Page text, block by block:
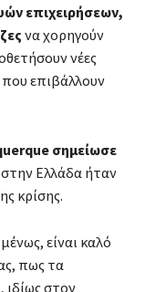
επιχειρήσεων,
να χορηγούν
νέες
που επιβάλλουν
σημείωσε
Ελλάδα ήταν
κρίσης.
είναι καλό
πως τα
ιδίως στον